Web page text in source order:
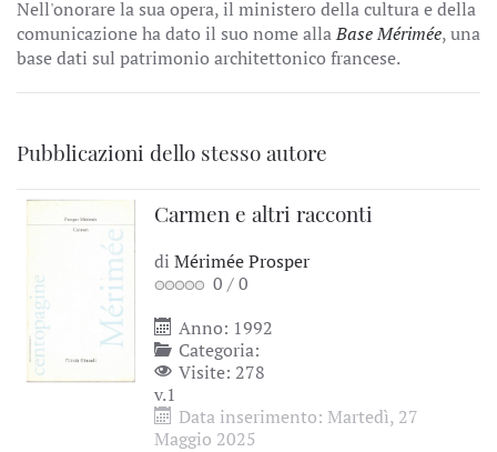
Nell'onorare la sua opera, il ministero della cultura e della
comunicazione ha dato il suo nome allaBase Mérimée, una
base dati sul patrimonio architettonico francese.
Pubblicazioni dello stesso autore
Carmen e altri racconti
di Mérimée Prosper
0 /0
Anno: 1992
Categoria:
Visite: 278
v.1
Data inserimento: Martedì, 27
Maggio 2025